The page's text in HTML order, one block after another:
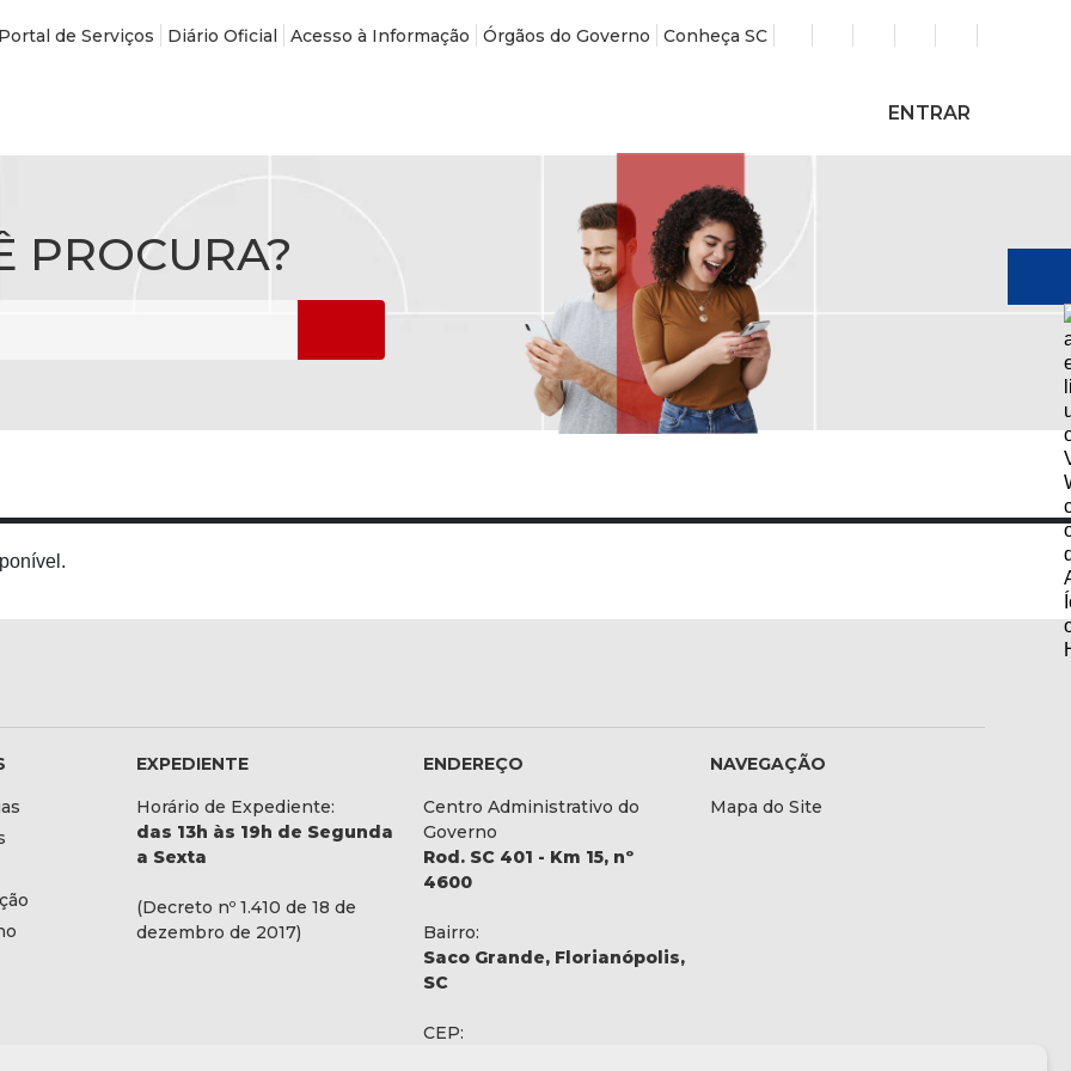
de Serviços Diário Oficial Acesso à Informação Órgãos do Governo Conheça SC
ENTRAR
PROCURA?
EXPEDIENTE
Horário de Expediente:
das 13h às 19h de Segunda
a Sexta
(Decreto nº 1.410 de 18 de
dezembro de 2017)
ENDEREÇO
Centro Administrativo do
Governo
Rod. SC 401 - Km 15, nº
4600
Bairro:
Saco Grande, Florianópolis,
SC
CEP:
NAVEGAÇÃO
Mapa do Site